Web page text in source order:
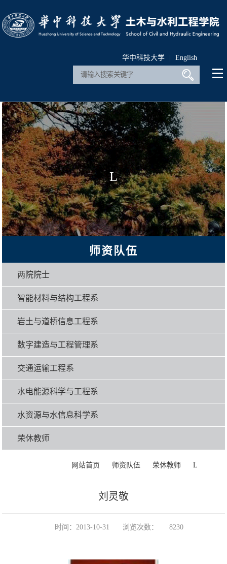
华中科技大学 | English
L
师资队伍
两院院士
智能材料与结构工程系
岩土与道桥信息工程系
数字建造与工程管理系
交通运输工程系
水电能源科学与工程系
水资源与水信息科学系
荣休教师
网站首页 师资队伍 荣休教师 L
刘灵敬
时间：2013-10-31 浏览次数： 8230